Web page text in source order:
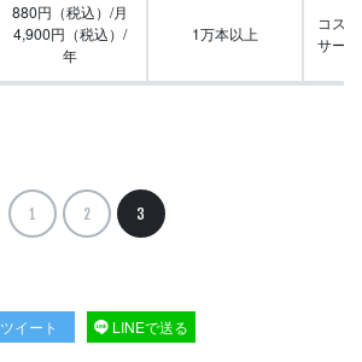
880円（税込）/月
4,900円（税込）/
年
1万本以上
コス
サー
1 2 3
ツイート LINEで送る